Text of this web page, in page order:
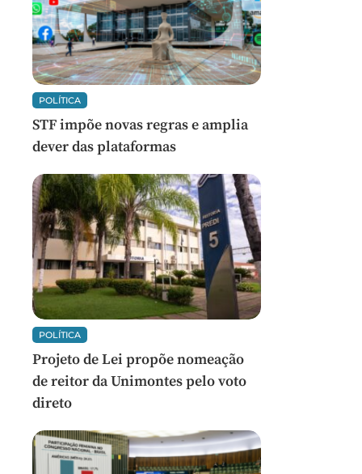
POLÍTICA
STF impõe novas regras e amplia
dever das plataformas
POLÍTICA
Projeto de Lei propõe nomeação
de reitor da Unimontes pelo voto
direto